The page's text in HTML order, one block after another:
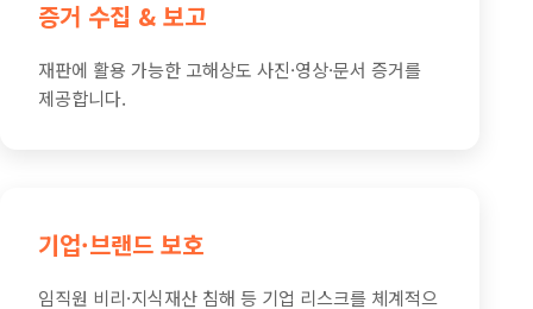
증거 수집 & 보고
재판에 활용 가능한 고해상도 사진·영상·문서 증거를
제공합니다.
기업·브랜드 보호
임직원 비리·지식재산 침해 등 기업 리스크를 체계적으